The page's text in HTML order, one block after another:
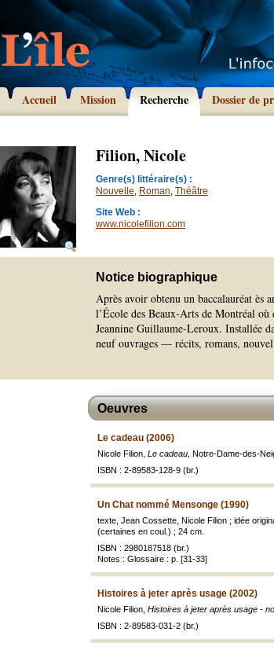
Accueil Mission Recherche Dossier de
Filion, Nicole
Genre(s) littéraire(s) :
Nouvelle, Roman, Théâtre
Site Web :
www.nicolefilion.com
Notice biographique
Après avoir obtenu un baccalauréat ès
l’École des Beaux-Arts de Montréal
Jeannine Guillaume-Leroux. Installée
neuf ouvrages — récits, romans,
Oeuvres
Le cadeau (2006)
Nicole Filion, Le cadeau , Notre-Dame-des-
ISBN : 2-89583-128-9 (br.)
Un Chat nommé Mensonge (1990)
texte, Jean Cossette, Nicole Filion ; idée
(certaines en coul.) ; 24 cm.
ISBN : 2980187518 (br.)
Notes : Glossaire : p. [31-33]
Histoires à jeter après usage (2002)
Nicole Filion, Histoires à jeter après usage -
ISBN : 2-89583-031-2 (br.)